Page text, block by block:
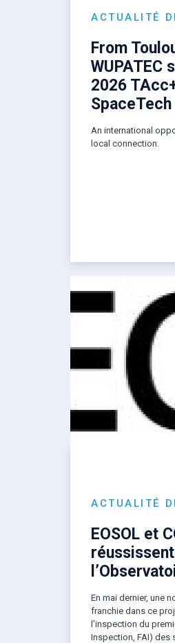
ACTUALITÉ
From
WUPATEC
2026
An international
local connection.
ACTUALITÉ
EOSOL et
En mai dernier, une
franchie dans ce
l’inspection du
Inspection, FAI) des